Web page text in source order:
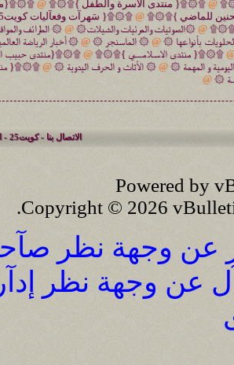
@۩۞۩{ منتدى الأسرة والطفل }۩۞۩ @
للماضي }۩۞۩ @ ۩۞۩{ سَهرآت وفعآليات كويت25 }۩۞۩
}۩۞۩ @۞الصوتيات والمرئيات والشيلات۞ @۞ الطرائف
بأنواعها ۞ @۞ الماسنجر ۞ @۞ أخبار الرياضة
۩۞۩{ منتدى الاسـلامـــي }۩۞۩ @۩۞۩{منتدى حبيب
و المهمة ۞ @۞ الأثاث و الحرف اليدوية ۞ @۩۞۩{
۞ @
الاتصال بنا -كويت25 -
Powered by
Copyright © 2026
عن وجهة نظر
عن وجهة نظر